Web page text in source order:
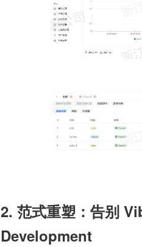
2. 范式重塑：告别
Development